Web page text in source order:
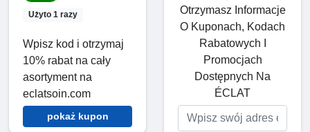
Użyto 1 razy
Wpisz kod i otrzymaj
10% rabat na cały
asortyment na
eclatsoin.com
pokaż kupon
Otrzymasz Informacje
O Kuponach, Kodach
Rabatowych I
Promocjach
Dostępnych Na
ÉCLAT